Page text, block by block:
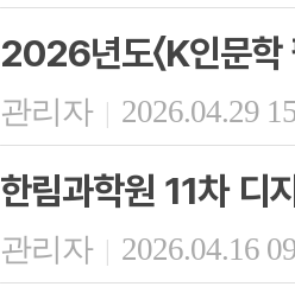
2026년도〈K인문학
관리자 | 2026.04.29
한림과학원 11차 디
관리자 | 2026.04.16